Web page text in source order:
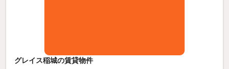
グレイス稲城の賃貸物件